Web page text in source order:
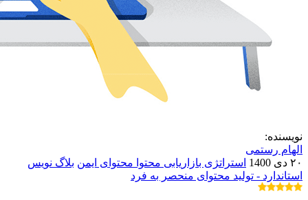
نویسنده:
الهام رستمی
۲۰ دی 1400
استراتژی بازاریابی محتوا محتوای ایمن بلاگ نویس
استاندارد - تولید محتوای منحصر به فرد